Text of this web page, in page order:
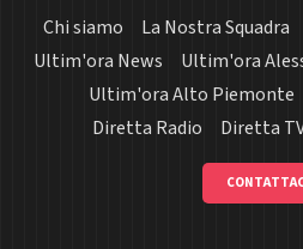
Chi siamo La Nostra Squadra
Ultim'ora News
Ultim'ora
Ultim'ora Alto Piemonte
Diretta Radio
Diretta